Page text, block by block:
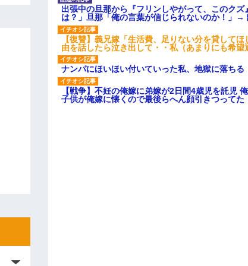
出張中の旦那から『フリンしやがって、このク
は？」旦那「俺の言葉が信じられないのか！」→
【復讐】義兄嫁「生活費、足りない分を貸して
由を話したら泣き出して・・私（あまりにも希望
ナンパにほいほい付いていった私、地獄に落ちる
【戦争】不妊の俺嫁に弟嫁が2日間4歳児を託児
子供が俺嫁に懐くので最後らへん顔引きつって